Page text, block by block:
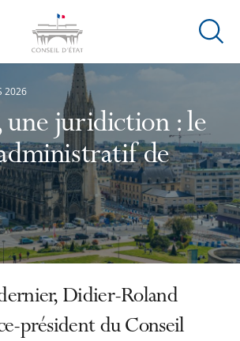
Ouvrir
une juridiction : le
de
2026
Didier-Roland
président du Conseil